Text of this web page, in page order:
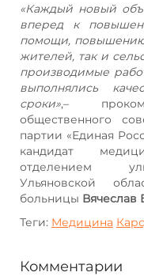
«Каждый новый
вперед к
помощи, повышению
жителей, так и
производимые
выполнялись
сроки»,–
общественного
партии «Единая
кандидат
отделением
Ульяновской
больницы Вячеслав
Теги: Медицина
Комментарии